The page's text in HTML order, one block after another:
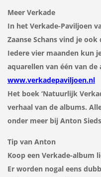
Meer Verkade
In het Verkade-Paviljoen
Zaanse Schans vind je
Iedere vier maanden kun
aquarellen van één van
www.verkadepaviljoen.nl
Het boek ‘Natuurlijk
verhaal van de albums.
onder meer bij Anton
Tip van Anton
Koop een Verkade-album
Er worden nogal eens